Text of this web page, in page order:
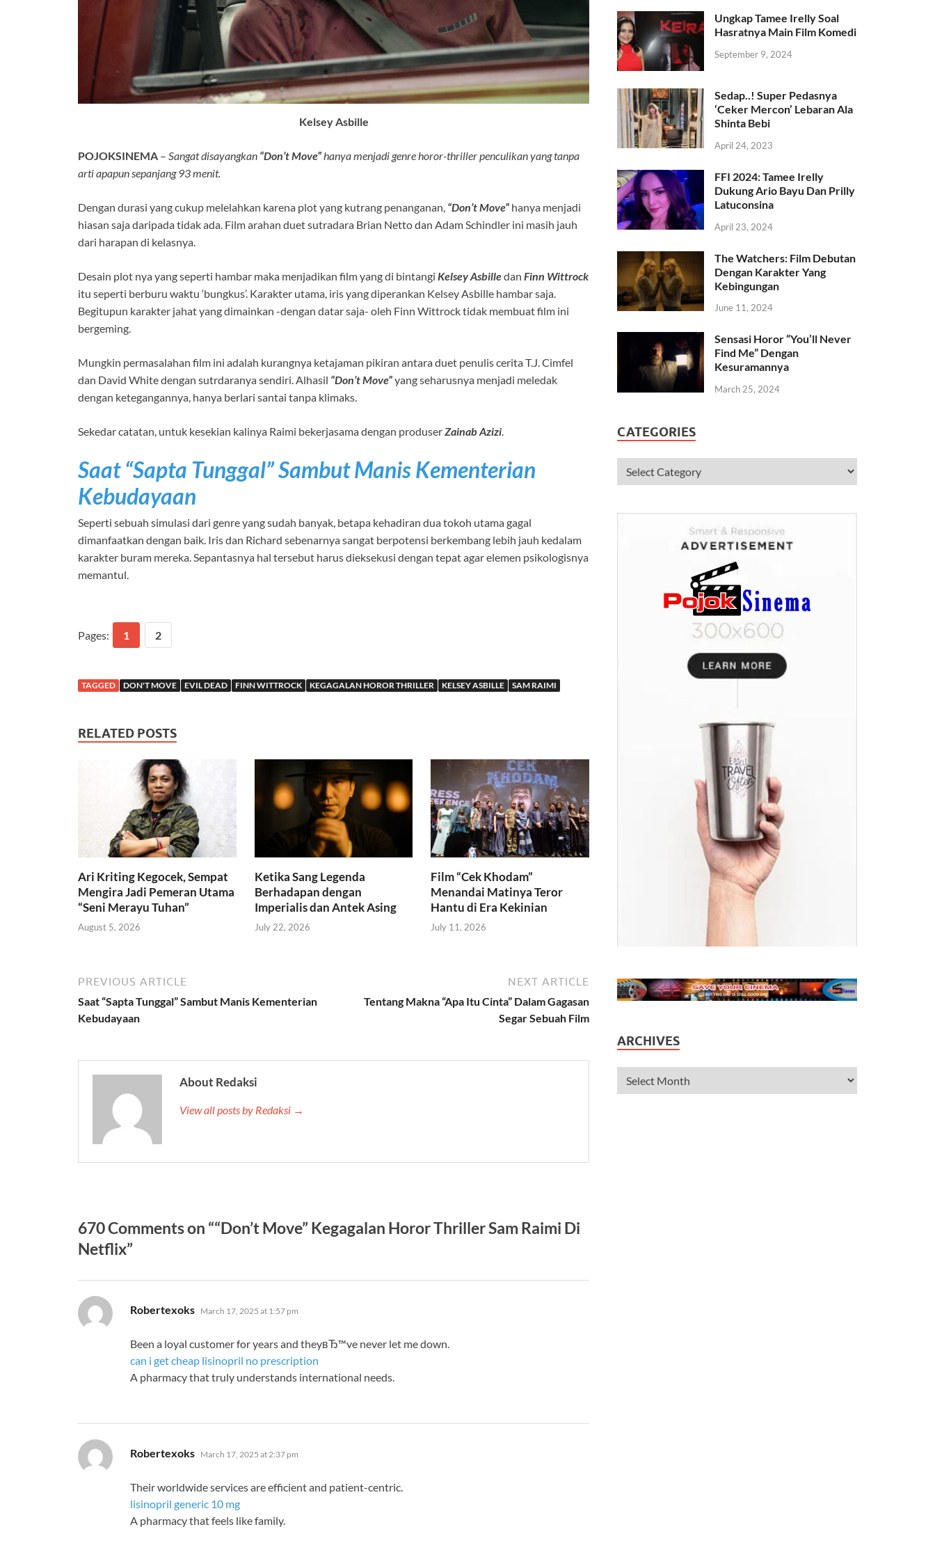
Kelsey Asbille
POJOKSINEMA – Sangat disayangkan “Don’t Move” hanya menjadi genre horor-thriller penculikan yang tanpa
arti apapun sepanjang 93 menit.
Dengan durasi yang cukup melelahkan karena plot yang kutrang penanganan, “Don’t Move” hanya menjadi
hiasan saja daripada tidak ada. Film arahan duet sutradara Brian Netto dan Adam Schindler ini masih jauh
dari harapan di kelasnya.
Desain plot nya yang seperti hambar maka menjadikan film yang di bintangi Kelsey Asbilledan Finn Wittrock
itu seperti berburu waktu ‘bungkus’. Karakter utama, iris yang diperankan Kelsey Asbille hambar saja.
Begitupun karakter jahat yang dimainkan -dengan datar saja- oleh Finn Wittrock tidak membuat film ini
bergeming.
Mungkin permasalahan film ini adalah kurangnya ketajaman pikiran antara duet penulis cerita T.J. Cimfel
dan David White dengan sutrdaranya sendiri. Alhasil “Don’t Move”yang seharusnya menjadi meledak
dengan ketegangannya, hanya berlari santai tanpa klimaks.
Sekedar catatan, untuk kesekian kalinya Raimi bekerjasama dengan produser Zainab Azizi
Saat “Sapta Tunggal” Sambut Manis Kementerian
Kebudayaan
Seperti sebuah simulasi dari genre yang sudah banyak, betapa kehadiran dua tokoh utama gagal
dimanfaatkan dengan baik. Iris dan Richard sebenarnya sangat berpotensi berkembang lebih jauh kedalam
karakter buram mereka. Sepantasnya hal tersebut harus dieksekusi dengan tepat agar elemen psikologisnya
memantul.
Pages: 1 2
TAGGED DON'T MOVE EVIL DEAD FINN WITTROCK KEGAGALAN HOROR THRILLER KELSEY ASBILLE SAM RAIMI
RELATED POSTS
Ari Kriting Kegocek, Sempat
Mengira Jadi Pemeran Utama
“Seni Merayu Tuhan”
August 5, 2026
Ketika Sang Legenda
Berhadapan dengan
Imperialis dan Antek Asing
July 22, 2026
Film “Cek Khodam”
Menandai Matinya Teror
Hantu di Era Kekinian
July 11, 2026
PREVIOUS ARTICLE
Saat “Sapta Tunggal” Sambut Manis Kementerian
Kebudayaan
NEXT ARTICLE
Tentang Makna “Apa Itu Cinta” Dalam Gagasan
Segar Sebuah Film
About Redaksi
View all posts by Redaksi →
670 Comments on ““Don’t Move” Kegagalan Horor Thriller Sam Raimi Di
Netflix”
Robertexoks says:
March 17, 2025 at 1:57 pm
Been a loyal customer for years and theyвЂ™ve never let me down.
can i get cheap lisinopril no prescription
A pharmacy that truly understands international needs.
Robertexoks says:
March 17, 2025 at 2:37 pm
Their worldwide services are efficient and patient-centric.
lisinopril generic 10 mg
A pharmacy that feels like family.
Ungkap Tamee Irelly Soal
Hasratnya Main Film Komedi
September 9, 2024
Sedap..! Super Pedasnya
‘Ceker Mercon’ Lebaran Ala
Shinta Bebi
April 24, 2023
FFI 2024: Tamee Irelly
Dukung Ario Bayu Dan Prilly
Latuconsina
April 23, 2024
The Watchers: Film Debutan
Dengan Karakter Yang
Kebingungan
June 11, 2024
Sensasi Horor “You’ll Never
Find Me” Dengan
Kesuramannya
March 25, 2024
CATEGORIES
ARCHIVES